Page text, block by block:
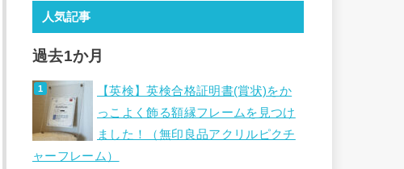
人気記事
過去1か月
【英検】英検合格証明書(賞状)をか
っこよく飾る額縁フレームを見つけ
ました！（無印良品アクリルピクチ
ャーフレーム）